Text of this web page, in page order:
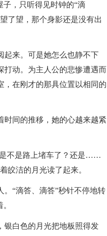
，只听得见时钟的“滴
了望，那个身影还是没有出
起来。可是她怎么也静不下
打动。为主人公的悲惨遭遇而
，在刚才的那具位置以相同的
时间的推移，她的心越来越紧
是不是路上堵车了？还是……
皎洁的月光读了起来。
“滴答、滴答”秒针不停地转
银白色的月光把地板照得发